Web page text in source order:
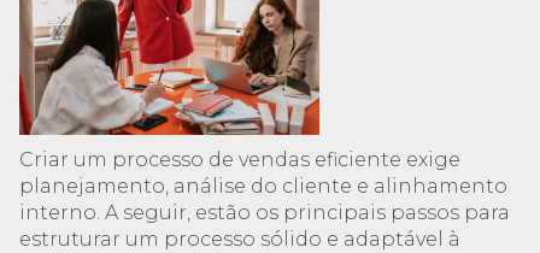
Criar um processo de vendas eficiente exige
planejamento, análise do cliente e alinhamento
interno. A seguir, estão os principais passos para
estruturar um processo sólido e adaptável à